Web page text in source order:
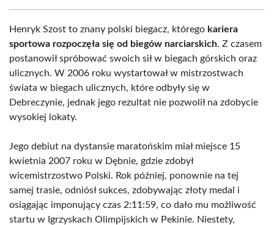
Henryk Szost to znany polski biegacz, którego kariera
sportowa rozpoczęła się od biegów narciarskich. Z czasem
postanowił spróbować swoich sił w biegach górskich oraz
ulicznych. W 2006 roku wystartował w mistrzostwach
świata w biegach ulicznych, które odbyły się w
Debreczynie, jednak jego rezultat nie pozwolił na zdobycie
wysokiej lokaty.
Jego debiut na dystansie maratońskim miał miejsce 15
kwietnia 2007 roku w Dębnie, gdzie zdobył
wicemistrzostwo Polski. Rok później, ponownie na tej
samej trasie, odniósł sukces, zdobywając złoty medal i
osiągając imponujący czas 2:11:59, co dało mu możliwość
startu w Igrzyskach Olimpijskich w Pekinie. Niestety,